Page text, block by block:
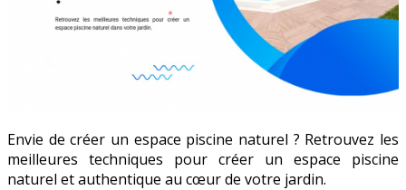
Envie de créer un espace piscine naturel ? Retrouvez les
meilleures techniques pour créer un espace piscine
naturel et authentique au cœur de votre jardin.